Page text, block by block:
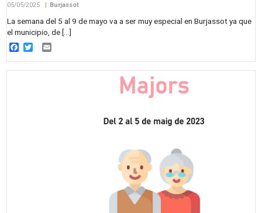
05/05/2025 Burjassot
La semana del 5 al 9 de mayo va a ser muy especial en Burjassot ya que
el municipio, de […]
Facebook
Twitter